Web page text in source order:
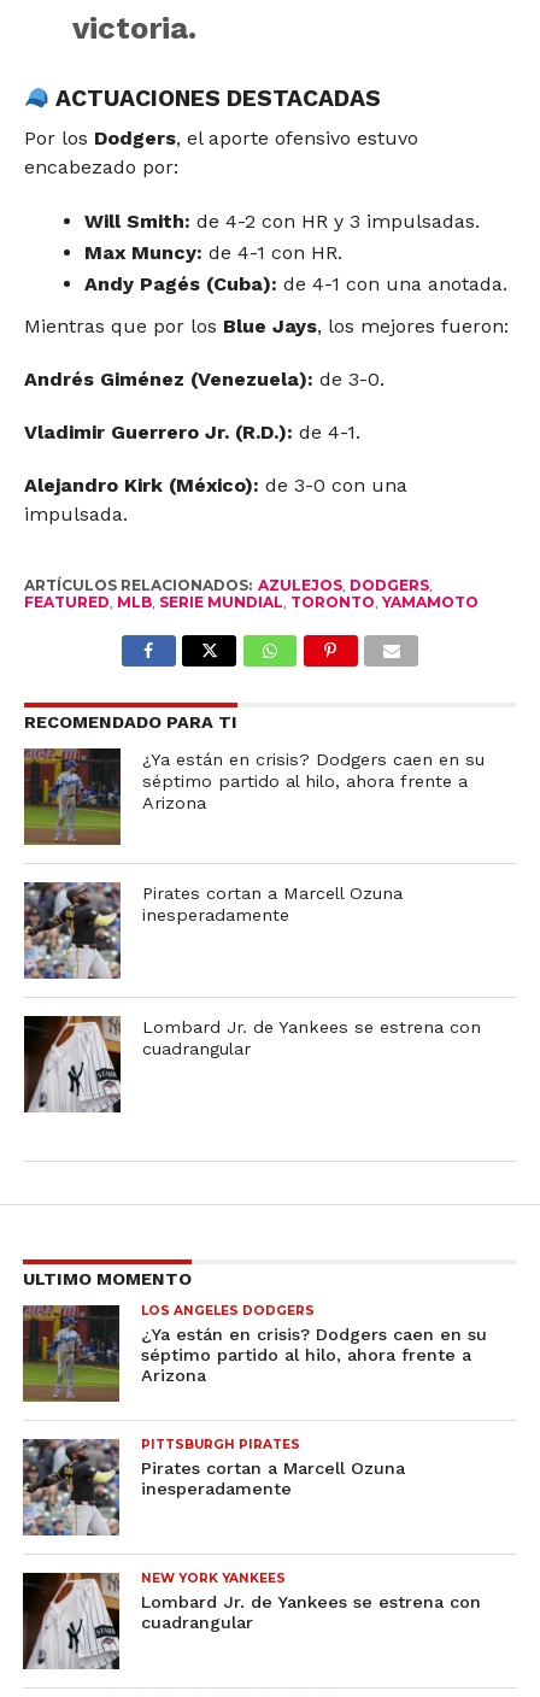
victoria.
ACTUACIONES DESTACADAS
Por los Dodgers, el aporte ofensivo estuvo
encabezado por:
Will Smith: de 4-2 con HR y 3 impulsadas.
Max Muncy: de 4-1 con HR.
Andy Pagés (Cuba): de 4-1 con una anotada.
Mientras que por los Blue Jays, los mejores fueron:
Andrés Giménez (Venezuela): de 3-0.
Vladimir Guerrero Jr. (R.D.): de 4-1.
Alejandro Kirk (México): de 3-0 con una
impulsada.
ARTÍCULOS RELACIONADOS: AZULEJOS, DODGERS,
FEATURED, MLB, SERIE MUNDIAL, TORONTO, YAMAMOTO
RECOMENDADO PARA TI
¿Ya están en crisis? Dodgers caen en su
séptimo partido al hilo, ahora frente a
Arizona
Pirates cortan a Marcell Ozuna
inesperadamente
Lombard Jr. de Yankees se estrena con
cuadrangular
ULTIMO MOMENTO
LOS ANGELES DODGERS
¿Ya están en crisis? Dodgers caen en su
séptimo partido al hilo, ahora frente a
Arizona
PITTSBURGH PIRATES
Pirates cortan a Marcell Ozuna
inesperadamente
NEW YORK YANKEES
Lombard Jr. de Yankees se estrena con
cuadrangular